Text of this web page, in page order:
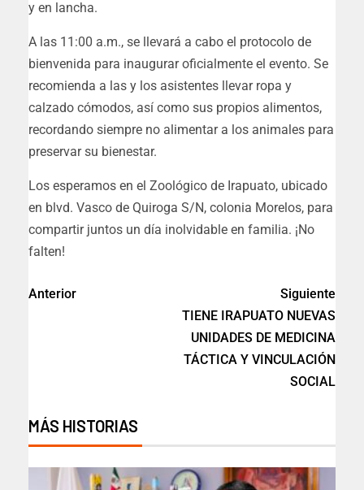
y en lancha.
A las 11:00 a.m., se llevará a cabo el protocolo de
bienvenida para inaugurar oficialmente el evento. Se
recomienda a las y los asistentes llevar ropa y
calzado cómodos, así como sus propios alimentos,
recordando siempre no alimentar a los animales para
preservar su bienestar.
Los esperamos en el Zoológico de Irapuato, ubicado
en blvd. Vasco de Quiroga S/N, colonia Morelos, para
compartir juntos un día inolvidable en familia. ¡No
falten!
Anterior
Siguiente
TIENE IRAPUATO NUEVAS
UNIDADES DE MEDICINA
TÁCTICA Y VINCULACIÓN
SOCIAL
MÁS HISTORIAS